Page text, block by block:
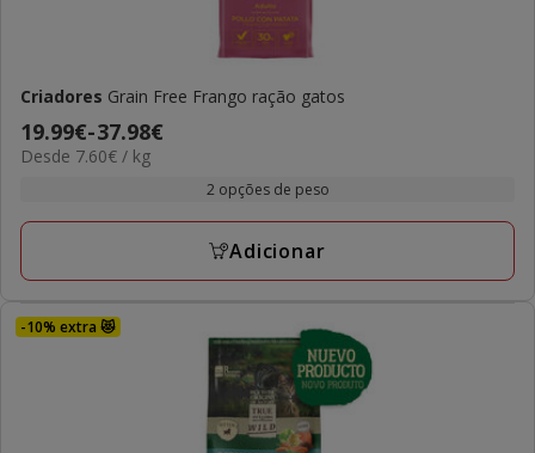
Criadores Grain Free Frango ração gatos
Preço
de
a
19.99€-37.98€
7.60€
Desde 7.60€ / kg
2 opções de peso
Adicionar
-10% extra 😻